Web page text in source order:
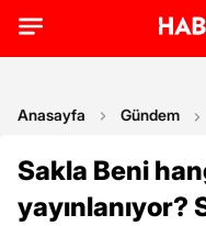
Anasayfa Gündem
Sakla Beni
yayınlanıyor?